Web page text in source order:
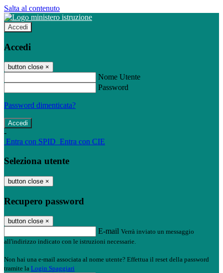
Salta al contenuto
Accedi
Accedi
button close ×
Nome Utente
Password
Password dimenticata?
-
Entra con SPID Entra con CIE
Seleziona utente
button close ×
Recupero password
button close ×
E-mail Verrà inviato un messaggio
all'indirizzo indicato con le istruzioni necessarie.
Non hai una e-mail associata al nome utente? Effettua il reset della password
tramite la Login Spaggiari